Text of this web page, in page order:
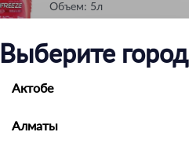
Выберите город
Актобе
Алматы
Объем: 5л
Масло моторное
Производитель: